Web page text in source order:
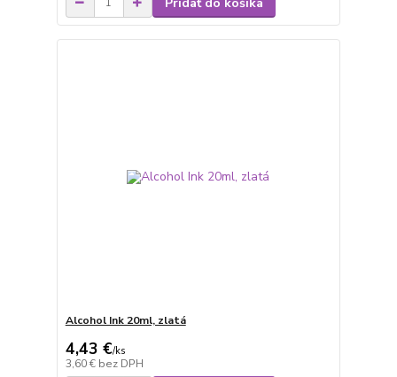
Alcohol Ink 20ml, zlatá
4,43 €/ks
3,60 € bez DPH